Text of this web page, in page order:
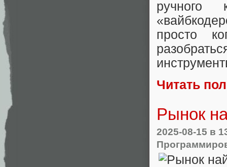
ручного
просто
Читать
Рынок
2025-08-15 в